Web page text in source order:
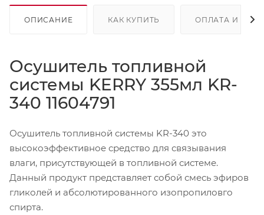
ОПИСАНИЕ КАК КУПИТЬ ОПЛАТА И
Осушитель топливной
системы KERRY 355мл KR-
340 11604791
Осушитель топливной системы KR-340 это
высокоэффективное средство для связывания
влаги, присутствующей в топливной системе.
Данный продукт представляет собой смесь эфиров
гликолей и абсолютированного изопропиловго
спирта.